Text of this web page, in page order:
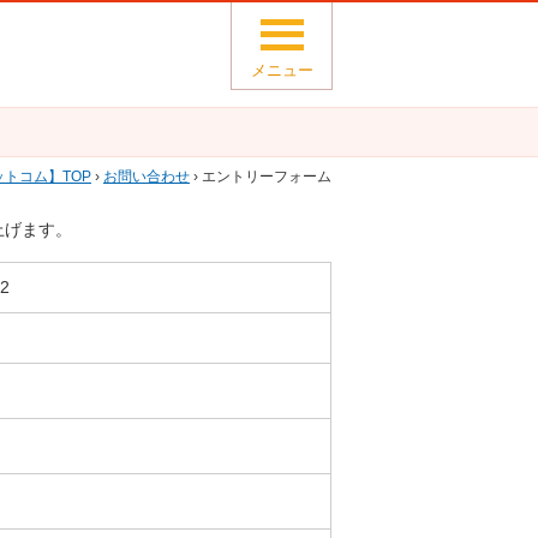
メニュー
トコム TOP › お問い合わせ › エントリーフォーム
ます。